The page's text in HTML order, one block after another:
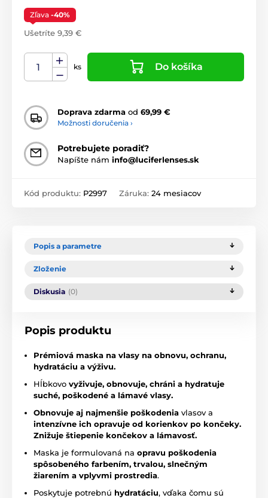
Zľava -40%
Ušetríte 9,39 €
ks Do košíka
Doprava zdarma od 69,99 €
Možnosti doručenia ›
Potrebujete poradiť?
Napíšte nám info@luciferlenses.sk
Kód produktu: P2997 Záruka: 24 mesiacov
Popis a parametre
Zloženie
Diskusia (0)
Popis produktu
Prémiová maska na vlasy na obnovu, ochranu,
hydratáciu a výživu.
Hĺbkovo vyživuje, obnovuje, chráni a hydratuje
suché, poškodené a lámavé vlasy.
Obnovuje aj najmenšie poškodenia vlasov a
intenzívne ich opravuje od korienkov po končeky.
Znižuje štiepenie končekov a lámavosť.
Maska je formulovaná na opravu poškodenia
spôsobeného farbením, trvalou, slnečným
žiarením a vplyvmi prostredia.
Poskytuje potrebnú hydratáciu, vďaka čomu sú